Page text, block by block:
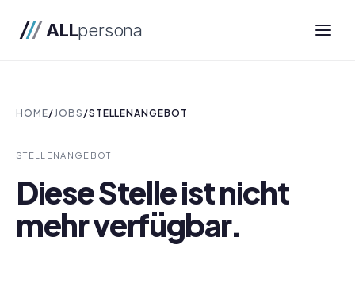
ALLpersona
HOME/JOBS /STELLENANGEBOT
STELLENANGEBOT
Diese Stelle ist nicht
mehr verfügbar.